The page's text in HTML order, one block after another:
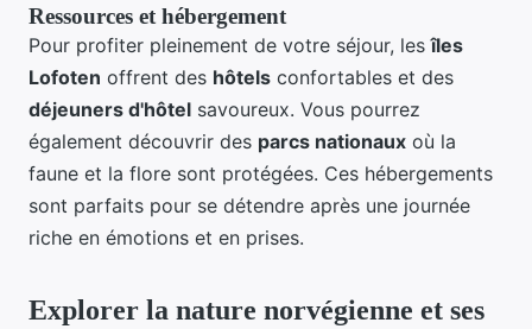
Ressources et hébergement
Pour profiter pleinement de votre séjour, lesîles
Lofoten offrent des hôtels confortables et des
déjeuners d'hôtel savoureux. Vous pourrez
également découvrir des parcs nationaux où la
faune et la flore sont protégées. Ces hébergements
sont parfaits pour se détendre après une journée
riche en émotions et en prises.
Explorer la nature norvégienne et ses